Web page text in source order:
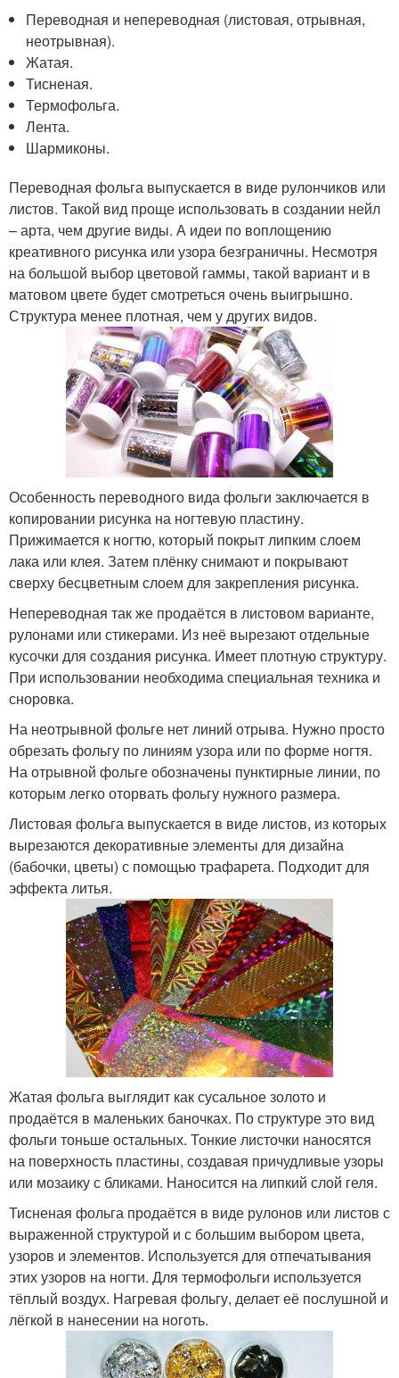
Переводная и непереводная (листовая, отрывная,
неотрывная).
Жатая.
Тисненая.
Термофольга.
Лента.
Шармиконы.
Переводная фольга выпускается в виде рулончиков или
листов. Такой вид проще использовать в создании нейл
– арта, чем другие виды. А идеи по воплощению
креативного рисунка или узора безграничны. Несмотря
на большой выбор цветовой гаммы, такой вариант и в
матовом цвете будет смотреться очень выигрышно.
Структура менее плотная, чем у других видов.
Особенность переводного вида фольги заключается в
копировании рисунка на ногтевую пластину.
Прижимается к ногтю, который покрыт липким слоем
лака или клея. Затем плёнку снимают и покрывают
сверху бесцветным слоем для закрепления рисунка.
Непереводная так же продаётся в листовом варианте,
рулонами или стикерами. Из неё вырезают отдельные
кусочки для создания рисунка. Имеет плотную структуру.
При использовании необходима специальная техника и
сноровка.
На неотрывной фольге нет линий отрыва. Нужно просто
обрезать фольгу по линиям узора или по форме ногтя.
На отрывной фольге обозначены пунктирные линии, по
которым легко оторвать фольгу нужного размера.
Листовая фольга выпускается в виде листов, из которых
вырезаются декоративные элементы для дизайна
(бабочки, цветы) с помощью трафарета. Подходит для
эффекта литья.
Жатая фольга выглядит как сусальное золото и
продаётся в маленьких баночках. По структуре это вид
фольги тоньше остальных. Тонкие листочки наносятся
на поверхность пластины, создавая причудливые узоры
или мозаику с бликами. Наносится на липкий слой геля.
Тисненая фольга продаётся в виде рулонов или листов с
выраженной структурой и с большим выбором цвета,
узоров и элементов. Используется для отпечатывания
этих узоров на ногти. Для термофольги используется
тёплый воздух. Нагревая фольгу, делает её послушной и
лёгкой в нанесении на ноготь.